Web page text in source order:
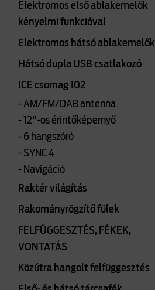
Elektromos első ablakemelők
kényelmi funkcióval
Elektromos hátsó ablakemelők
Hátsó dupla USB csatlakozó
ICE csomag 102
- AM/FM/DAB antenna
- 12"-os érintőképernyő
- 6 hangszóró
- SYNC 4
- Navigáció
Raktér világítás
Rakományrögzítő fülek
FELFÜGGESZTÉS, FÉKEK,
VONTATÁS
Közútra hangolt felfüggesztés